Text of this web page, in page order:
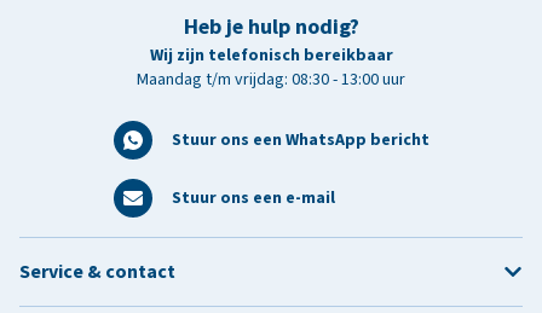
Heb je hulp nodig?
Wij zijn telefonisch bereikbaar
Maandag t/m vrijdag: 08:30 - 13:00 uur
Stuur ons een WhatsApp bericht
Stuur ons een e-mail
Service & contact